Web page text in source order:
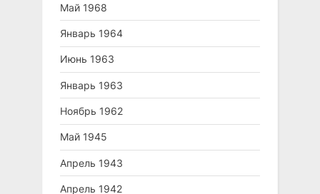
Май 1968
Январь 1964
Июнь 1963
Январь 1963
Ноябрь 1962
Май 1945
Апрель 1943
Апрель 1942